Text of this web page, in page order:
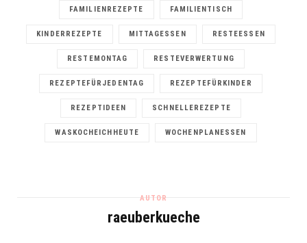
FAMILIENREZEPTE FAMILIENTISCH
KINDERREZEPTE MITTAGESSEN RESTEESSEN
RESTEMONTAG RESTEVERWERTUNG
REZEPTEFÜRJEDENTAG REZEPTEFÜRKINDER
REZEPTIDEEN SCHNELLEREZEPTE
WASKOCHEICHHEUTE WOCHENPLANESSEN
AUTOR
raeuberkueche